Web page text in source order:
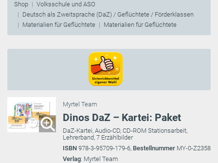
Shop
Volksschule und ASO
Deutsch als Zweitsprache (DaZ) / Geflüchtete / Förderklassen
Materialien für Geflüchtete
Materialien für Geflüchtete
Myrtel Team
Dinos DaZ – Kartei: Paket
DaZ-Kartei, Audio-CD, CD-ROM Stationsarbeit,
Lehrerband, 7 Erzählbilder
ISBN 978-3-95709-179-6, Bestellnummer MY-0-Z2358
Verlag: Myrtel Team